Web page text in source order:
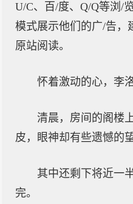
U/C、百/度、Q/Q等浏/
模式展示他们的广/告，
原站阅读。
怀着激动的心，李
清晨，房间的阁楼
皮，眼神却有些遗憾的
其中还剩下将近一
完。